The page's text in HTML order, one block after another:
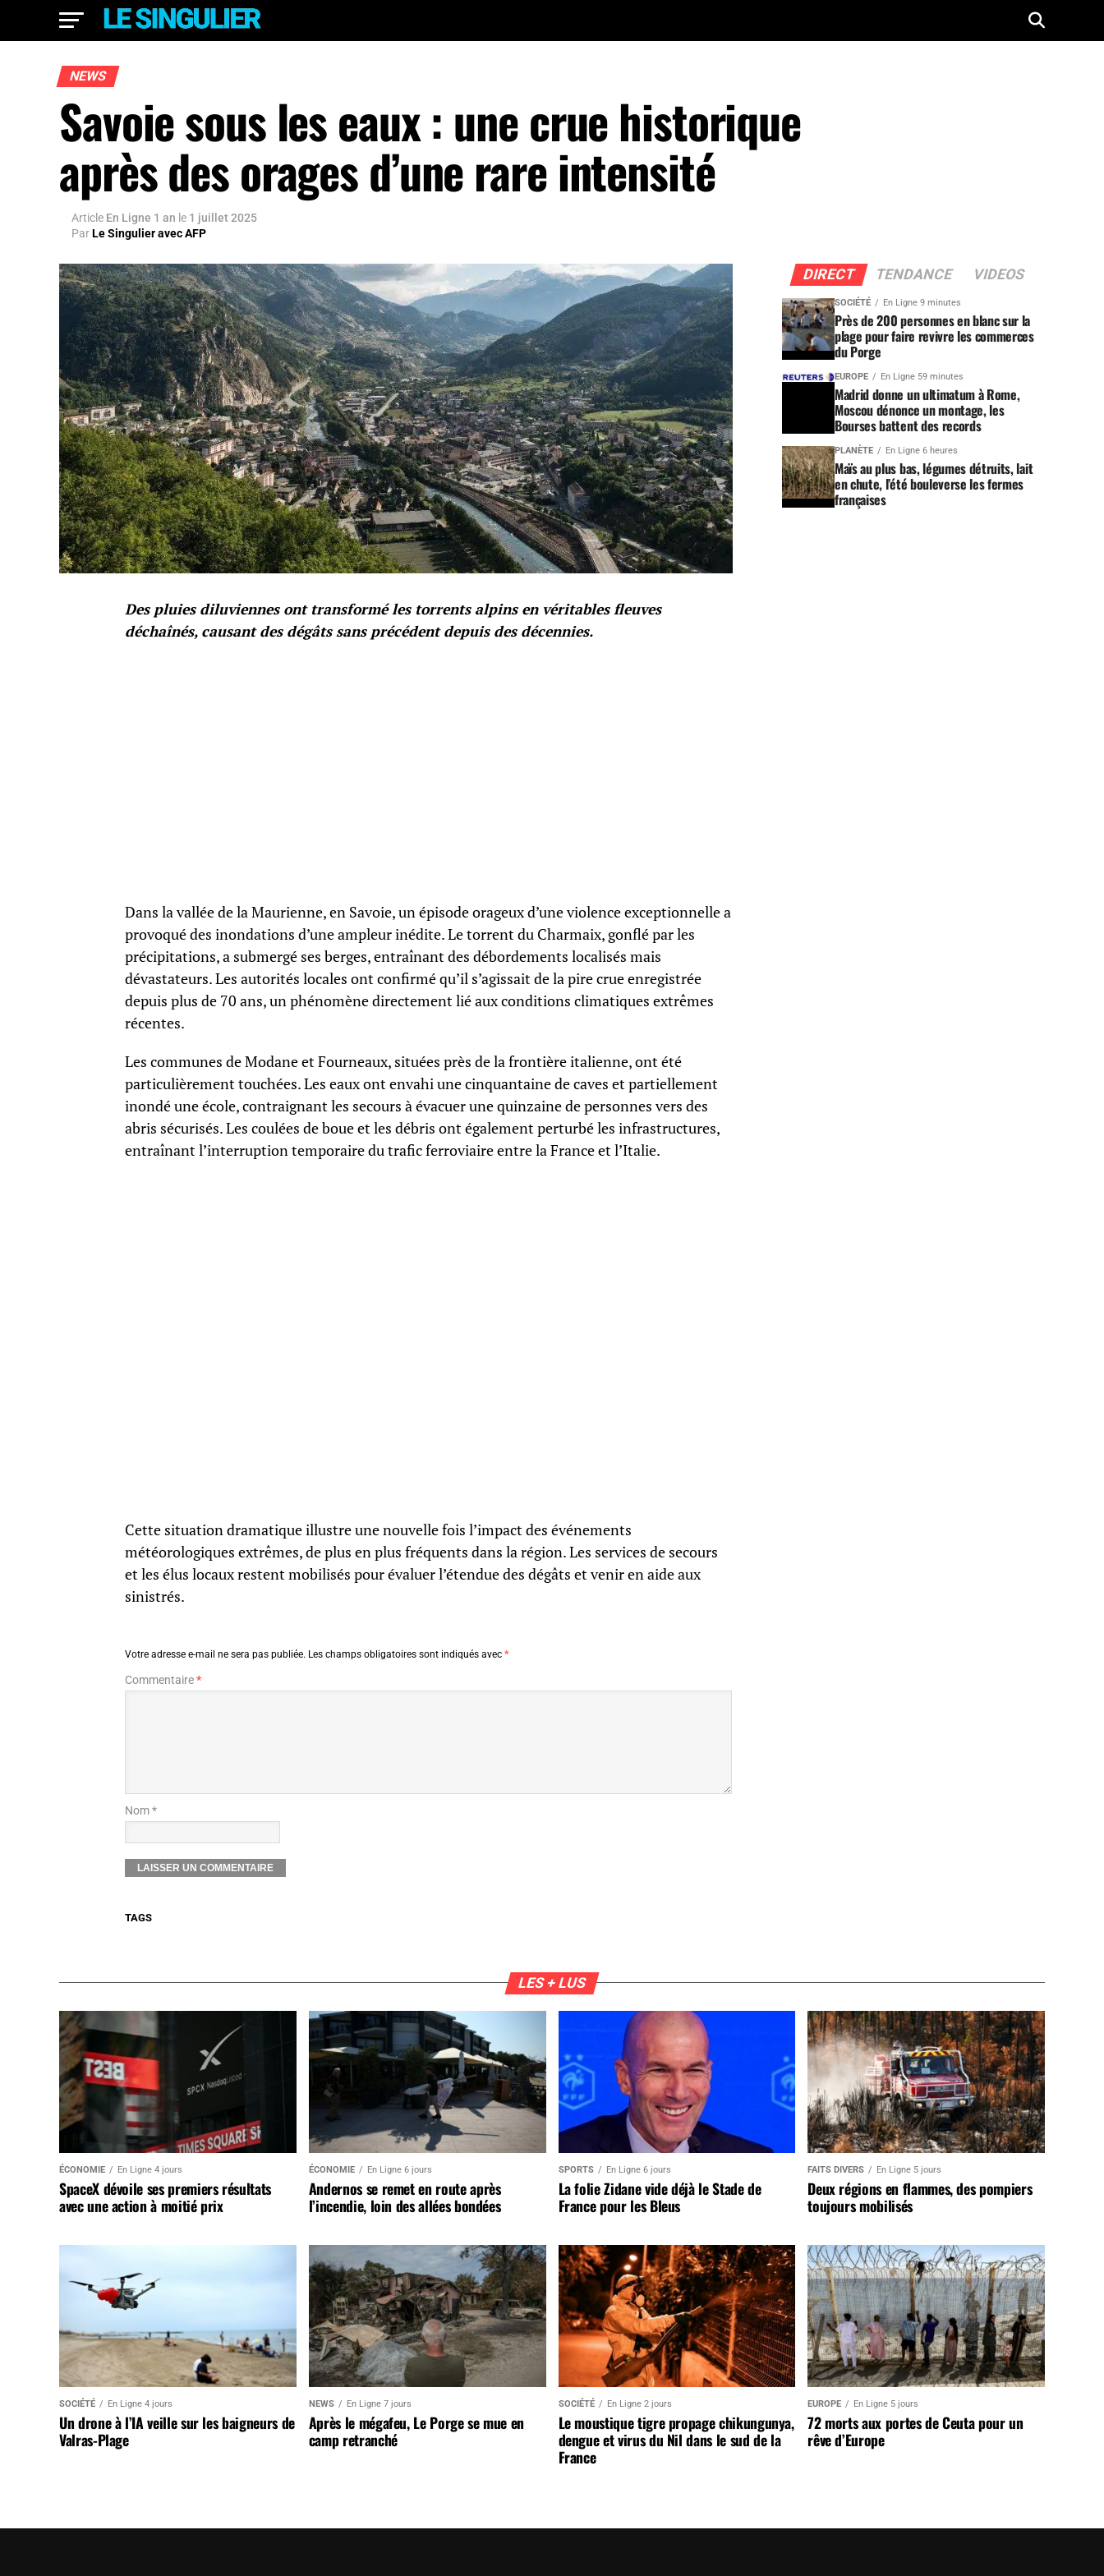
NEWS
Savoie sous les eaux : une crue historique
après des orages d’une rare intensité
Article En Ligne 1 an le 1 juillet 2025
ParLe Singulier avec AFP
Des pluies diluviennes ont transformé les torrents alpins en véritables fleuves
déchaînés, causant des dégâts sans précédent depuis des décennies.
Dans la vallée de la Maurienne, en Savoie, un épisode orageux d’une violence exceptionnelle a
provoqué des inondations d’une ampleur inédite. Le torrent du Charmaix, gonflé par les
précipitations, a submergé ses berges, entraînant des débordements localisés mais
dévastateurs. Les autorités locales ont confirmé qu’il s’agissait de la pire crue enregistrée
depuis plus de 70 ans, un phénomène directement lié aux conditions climatiques extrêmes
récentes.
Les communes de Modane et Fourneaux, situées près de la frontière italienne, ont été
particulièrement touchées. Les eaux ont envahi une cinquantaine de caves et partiellement
inondé une école, contraignant les secours à évacuer une quinzaine de personnes vers des
abris sécurisés. Les coulées de boue et les débris ont également perturbé les infrastructures,
entraînant l’interruption temporaire du trafic ferroviaire entre la France et l’Italie.
Cette situation dramatique illustre une nouvelle fois l’impact des événements
météorologiques extrêmes, de plus en plus fréquents dans la région. Les services de secours
et les élus locaux restent mobilisés pour évaluer l’étendue des dégâts et venir en aide aux
sinistrés.
Votre adresse e-mail ne sera pas publiée. Les champs obligatoires sont indiqués avec *
Commentaire*
Nom *
TAGS
DIRECT TENDANCE VIDEOS
SOCIÉTÉ En Ligne 9 minutes
Près de 200 personnes en blanc sur la
plage pour faire revivre les commerces
du Porge
EUROPE En Ligne 59 minutes
Madrid donne un ultimatum à Rome,
Moscou dénonce un montage, les
Bourses battent des records
PLANÈTE En Ligne 6 heures
Maïs au plus bas, légumes détruits, lait
en chute, l’été bouleverse les fermes
françaises
LES + LUS
ÉCONOMIE En Ligne 4 jours
SpaceX dévoile ses premiers résultats
avec une action à moitié prix
ÉCONOMIE En Ligne 6 jours
Andernos se remet en route après
l’incendie, loin des allées bondées
SPORTS En Ligne 6 jours
La folie Zidane vide déjà le Stade de
France pour les Bleus
FAITS DIVERS En Ligne 5 jours
Deux régions en flammes, des pompiers
toujours mobilisés
SOCIÉTÉ En Ligne 4 jours
Un drone à l’IA veille sur les baigneurs de
Valras-Plage
NEWS En Ligne 7 jours
Après le mégafeu, Le Porge se mue en
camp retranché
SOCIÉTÉ En Ligne 2 jours
Le moustique tigre propage chikungunya,
dengue et virus du Nil dans le sud de la
France
EUROPE En Ligne 5 jours
72 morts aux portes de Ceuta pour un
rêve d’Europe